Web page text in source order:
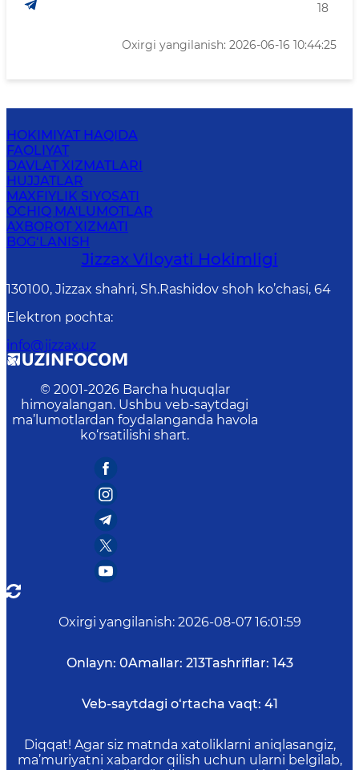
18
Oxirgi yangilanish: 2026-06-16 10:44:25
HOKIMIYAT HAQIDA
FAOLIYAT
DAVLAT XIZMATLARI
HUJJATLAR
MAXFIYLIK SIYOSATI
OCHIQ MA'LUMOTLAR
AXBOROT XIZMATI
BOG‘LANISH
Jizzах Vilоyati Hоkimligi
130100, Jizzax shahri, Sh.Rashidov shoh ko’chasi, 64
Elektron pochta:
info@jizzax.uz
© 2001-2026 Barcha huquqlar
himoyalangan. Ushbu veb-saytdagi
ma’lumotlardan foydalanganda havola
ko‘rsatilishi shart.
Oxirgi yangilanish: 2026-08-07 16:01:59
Onlayn: 0Amallar: 213Tashriflar: 143
Veb-saytdagi o‘rtacha vaqt: 41
Diqqat! Agar siz matnda xatoliklarni aniqlasangiz,
ma’muriyatni xabardor qilish uchun ularni belgilab,